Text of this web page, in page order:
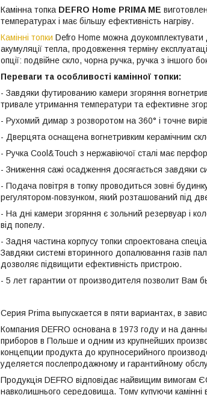
Камінна топка DEFRO Home PRIMA ME
температурах і має більшу ефективність нагріву.
Камінні топки Defro Home можна
акумуляції тепла, продовження терміну
опції: подвійне скло, чорна ручка, ручка з іншого
Переваги та особливості камінної топки:
- Завдяки футированию камери згоряння
тривале утримання температури та ефективне
- Рухомий димар з розворотом на 360° і точне
- Дверцята оснащена вогнетривким керамічним
- Ручка Cool&Touch з нержавіючої сталі має
- Зниження сажі осадження досягається завдяки
- Подача повітря в топку проводиться зовні
регулятором-повзунком, який розташований під
- На дні камери згоряння є зольний резервуар і
від попелу.
- Задня частина корпусу топки спроектована
Завдяки системі вторинного допалювання газів
дозволяє підвищити ефективність пристрою.
- 5 лет гарантии от производителя позволит Вам
Серия Prima выпускается в пяти вариантах, в
Компания DEFRO основана в 1973 году и на
приборов в Польше и одним из крупнейших
концепции продукта до крупносерийного
уделяется послепродажному и гарантийному
Продукція DEFRO відповідає найвищим вимогам
навколишнього середовища. Тому купуючи камінні